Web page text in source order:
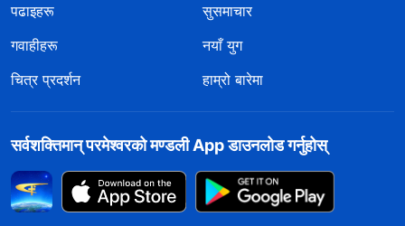
पढाइहरू
सुसमाचार
गवाहीहरू
नयाँ युग
चित्र प्रदर्शन
हाम्रो बारेमा
सर्वशक्तिमान्‌ परमेश्‍वरको मण्डली App डाउनलोड गर्नुहोस्